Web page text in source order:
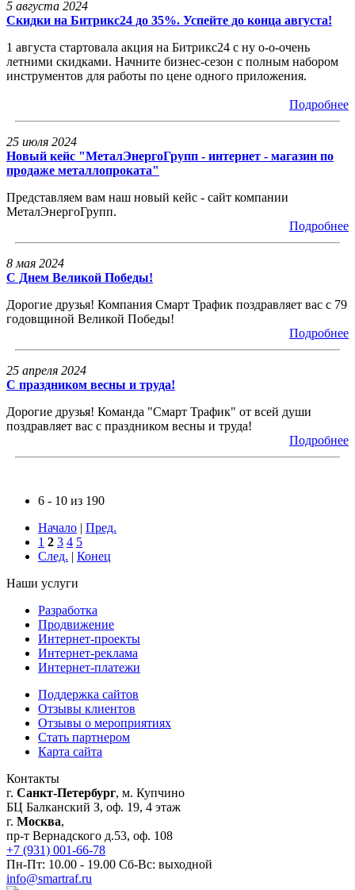
5 августа 2024
Скидки на Битрикс24 до 35%. Успейте до конца августа!
1 августа стартовала акция на Битрикс24 с ну о-о-очень
летними скидками. Начните бизнес-сезон с полным набором
инструментов для работы по цене одного приложения.
Подробнее
25 июля 2024
Новый кейс "МеталЭнергоГрупп - интернет - магазин по
продаже металлопроката"
Представляем вам наш новый кейс - сайт компании
МеталЭнергоГрупп.
Подробнее
8 мая 2024
С Днем Великой Победы!
Дорогие друзья! Компания Смарт Трафик поздравляет вас с 79
годовщиной Великой Победы!
Подробнее
25 апреля 2024
С праздником весны и труда!
Дорогие друзья! Команда "Смарт Трафик" от всей души
поздравляет вас с праздником весны и труда!
Подробнее
6 - 10 из 190
Начало | Пред.
1 2 3 4 5
След. | Конец
Наши услуги
Разработка
Продвижение
Интернет-проекты
Интернет-реклама
Интернет-платежи
Поддержка сайтов
Отзывы клиентов
Отзывы о мероприятиях
Стать партнером
Карта сайта
Контакты
г. Санкт-Петербург, м. Купчино
БЦ Балканский З, оф. 19, 4 этаж
г. Москва,
пр-т Вернадского д.53, оф. 108
+7 (931) 001-66-78
Пн-Пт: 10.00 - 19.00 Сб-Вс: выходной
info@smartraf.ru